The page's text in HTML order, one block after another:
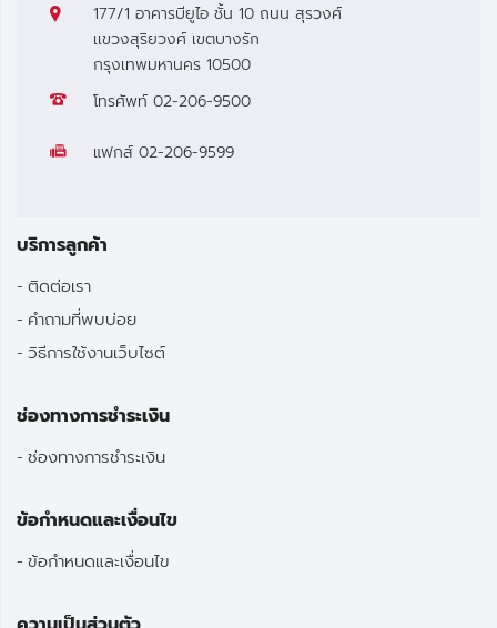
177/1 อาคารบียูไอ ชั้น 10 ถนน สุรวงศ์
เเขวงสุริยวงศ์ เขตบางรัก
กรุงเทพมหานคร 10500
โทรศัพท์ 02-206-9500
แฟกส์ 02-206-9599
บริการลูกค้า
ติดต่อเรา
คำถามที่พบบ่อย
วิธีการใช้งานเว็บไซต์
ช่องทางการชำระเงิน
ช่องทางการชำระเงิน
ข้อกำหนดและเงื่อนไข
ข้อกำหนดและเงื่อนไข